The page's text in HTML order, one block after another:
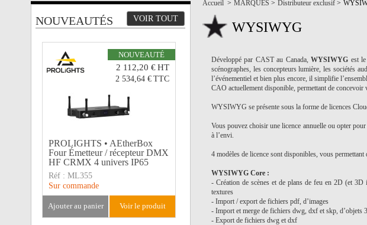
Accueil > MARQUES > Distributeur exclusif >
WYSIWYG
Développé par CAST au Canada,WYSIWYG est le
scénographes, les concepteurs lumière, les sociétés
l’événementiel et bien plus encore, il simplifie
CAO actuellement disponible, permettant de concevoir
WYSIWYG se présente sous la forme de licences
Vous pouvez choisir une licence annuelle ou opter
à l’envi.
4 modèles de licence sont disponibles, vous permettant
WYSIWYG Core :
- Création de scènes et de plans de feu en 2D (et 3D
textures
- Import / export de fichiers pdf, d’images
- Import et merge de fichiers dwg, dxf et skp, d’objets
- Export de fichiers dwg et dxf
NOUVEAUTÉS VOIR TOUT
NOUVEAUTÉ
2 112,20 €HT
2 534,64 € TTC
PROLIGHTS • AEtherBox
Four Émetteur / récepteur DMX
HF CRMX 4 univers IP65
Réf : ML355
Sur commande
ajouter au panier voir le produit